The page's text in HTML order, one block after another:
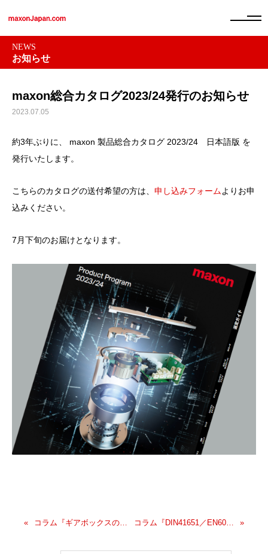
NEWS
お知らせ
maxon総合カタログ2023/24発行のお知らせ
2023.07.05
約3年ぶりに、 maxon 製品総合カタログ 2023/24 日本語版 を
発行いたします。
こちらのカタログの送付希望の方は、 申し込みフォームよりお申
込みください。
7月下旬のお届けとなります。
コラム『ギアボックスのカスタマイズがもたらすメリット（Parvalux）』をアップいたしました。 コラム『DIN41651／EN60603-13コネクタについて』をアップいたしました。